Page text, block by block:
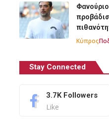
Κύπρος
Stay Connected
3.7K Followers
Like